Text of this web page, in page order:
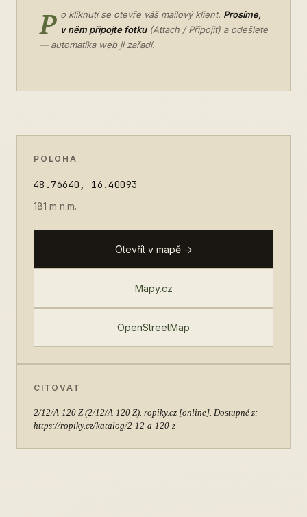
P o kliknutí se otevře váš mailový klient. Prosíme,
v něm připojte fotku(Attach / Připojit) a odešlete
— automatika web ji zařadí.
POLOHA
48.76640, 16.40093
181 m n.m.
Otevřít v mapě →
Mapy.cz
OpenStreetMap
CITOVAT
2/12/A-120 Z(2/12/A-120 Z). ropiky.cz [online]. Dostupné z:
https://ropiky.cz/katalog/2-12-a-120-z